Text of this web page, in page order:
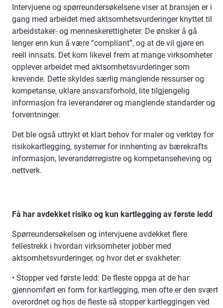
Intervjuene og spørreundersøkelsene viser at bransjen er i
gang med arbeidet med aktsomhetsvurderinger knyttet til
arbeidstaker- og menneskerettigheter. De ønsker å gå
lenger enn kun å være “compliant”, og at de vil gjøre en
reell innsats. Det kom likevel frem at mange virksomheter
opplever arbeidet med aktsomhetsvurderinger som
krevende. Dette skyldes særlig manglende ressurser og
kompetanse, uklare ansvarsforhold, lite tilgjengelig
informasjon fra leverandører og manglende standarder og
forventninger.
Det ble også uttrykt et klart behov for maler og verktøy for
risikokartlegging, systemer for innhenting av bærekrafts
informasjon, leverandørregistre og kompetanseheving og
nettverk.
Få har avdekket risiko og kun kartlegging av første ledd
Spørreundersøkelsen og intervjuene avdekket flere
fellestrekk i hvordan virksomheter jobber med
aktsomhetsvurderinger, og hvor det er svakheter:
• Stopper ved første ledd: De fleste oppga at de har
gjennomført en form for kartlegging, men ofte er den svært
overordnet og hos de fleste så stopper kartleggingen ved